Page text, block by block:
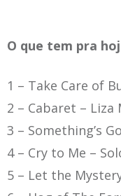
O que tem pra
1 – Take Care of
2 – Cabaret – Liza
3 – Something’s
4 – Cry to Me –
5 – Let the